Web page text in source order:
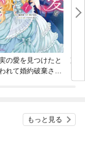
の愛を見つけたと
れて婚約破棄され
東
もっと見る